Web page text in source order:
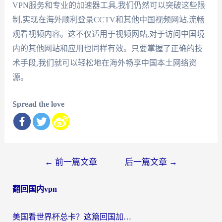
VPN服务和专业的加速器工具,我们仍然可以突破这些限
制,实现在海外顺利登录CCTV和其他中国视频网站,流畅
观看视频内容。这不仅适用于视频网站,对于访问中国境
内的其他网站和应用也同样有效。只要掌握了正确的技
术手段,我们就可以轻松地在海外畅享中国本土网络资
源。
Spread the love
导
← 前一篇文章 后一篇文章 →
翻回国内vpn
美国看世界杯总卡？这篇回国加速器指南帮你无缝刷国内资源（附苹果手机VPN设置步骤）